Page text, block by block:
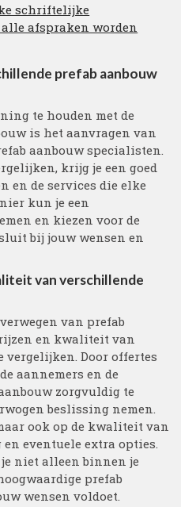
schriftelijke
afspraken worden
prefab aanbouw
te houden met de
is het aanvragen van
aanbouw specialisten.
krijg je een goed
en de services die elke
kun je een
en kiezen voor de
bij jouw wensen en
van verschillende
van prefab
en kwaliteit van
vergelijken. Door offertes
aannemers en de
zorgvuldig te
beslissing nemen.
ook op de kwaliteit van
eventuele extra opties.
niet alleen binnen je
prefab
wensen voldoet.